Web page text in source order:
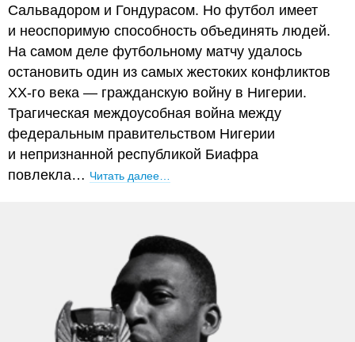
Сальвадором и Гондурасом. Но футбол имеет
и неоспоримую способность объединять людей.
На самом деле футбольному матчу удалось
остановить один из самых жестоких конфликтов
XX-го века — гражданскую войну в Нигерии.
Трагическая междоусобная война между
федеральным правительством Нигерии
и непризнанной республикой Биафра
повлекла… Читать далее…